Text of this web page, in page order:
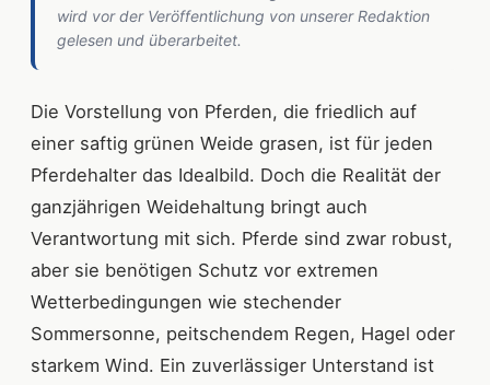
wird vor der Veröffentlichung von unserer Redaktion
gelesen und überarbeitet.
Die Vorstellung von Pferden, die friedlich auf
einer saftig grünen Weide grasen, ist für jeden
Pferdehalter das Idealbild. Doch die Realität der
ganzjährigen Weidehaltung bringt auch
Verantwortung mit sich. Pferde sind zwar robust,
aber sie benötigen Schutz vor extremen
Wetterbedingungen wie stechender
Sommersonne, peitschendem Regen, Hagel oder
starkem Wind. Ein zuverlässiger Unterstand ist